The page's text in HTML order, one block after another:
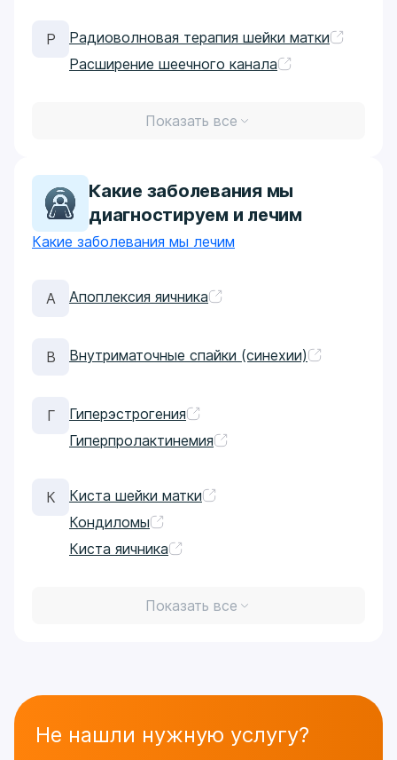
Р
Радиоволновая терапия шейки матки
Расширение шеечного канала
Показать все
Какие заболевания мы
диагностируем и лечим
Какие заболевания мы лечим
А Апоплексия яичника
В Внутриматочные спайки (синехии)
Г
Гиперэстрогения
Гиперпролактинемия
К
Киста шейки матки
Кондиломы
Киста яичника
Показать все
Не нашли нужную услугу?